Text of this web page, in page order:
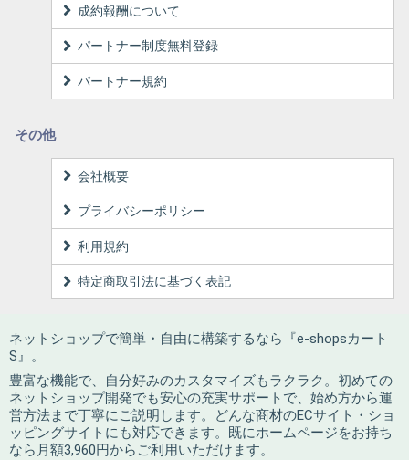
成約報酬について
パートナー制度無料登録
パートナー規約
その他
会社概要
プライバシーポリシー
利用規約
特定商取引法に基づく表記
ネットショップで簡単・自由に構築するなら『e-shopsカート
S』。
豊富な機能で、自分好みのカスタマイズもラクラク。初めての
ネットショップ開発でも安心の充実サポートで、始め方から運
営方法まで丁寧にご説明します。どんな商材のECサイト・ショ
ッピングサイトにも対応できます。既にホームページをお持ち
なら月額3,960円からご利用いただけます。